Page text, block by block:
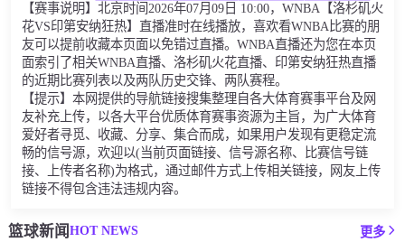
【赛事说明】北京时间2026年07月09日 10:00，WNBA【洛杉矶火
花VS印第安纳狂热】直播准时在线播放，喜欢看WNBA比赛的朋
友可以提前收藏本页面以免错过直播。WNBA直播还为您在本页
面索引了相关WNBA直播、洛杉矶火花直播、印第安纳狂热直播
的近期比赛列表以及两队历史交锋、两队赛程。
【提示】本网提供的导航链接搜集整理自各大体育赛事平台及网
友补充上传，以各大平台优质体育赛事资源为主旨，为广大体育
爱好者寻觅、收藏、分享、集合而成，如果用户发现有更稳定流
畅的信号源，欢迎以(当前页面链接、信号源名称、比赛信号链
接、上传者名称)为格式，通过邮件方式上传相关链接，网友上传
链接不得包含违法违规内容。
篮球新闻HOT NEWS 更多